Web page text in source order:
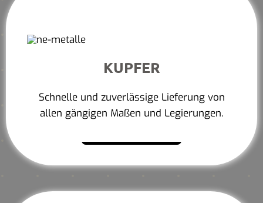
KUPFER
Schnelle und zuverlässige Lieferung von
allen gängigen Maßen und Legierungen.